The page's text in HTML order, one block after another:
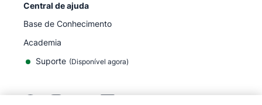
Central de ajuda
Base de Conhecimento
Academia
Suporte (Disponível agora)